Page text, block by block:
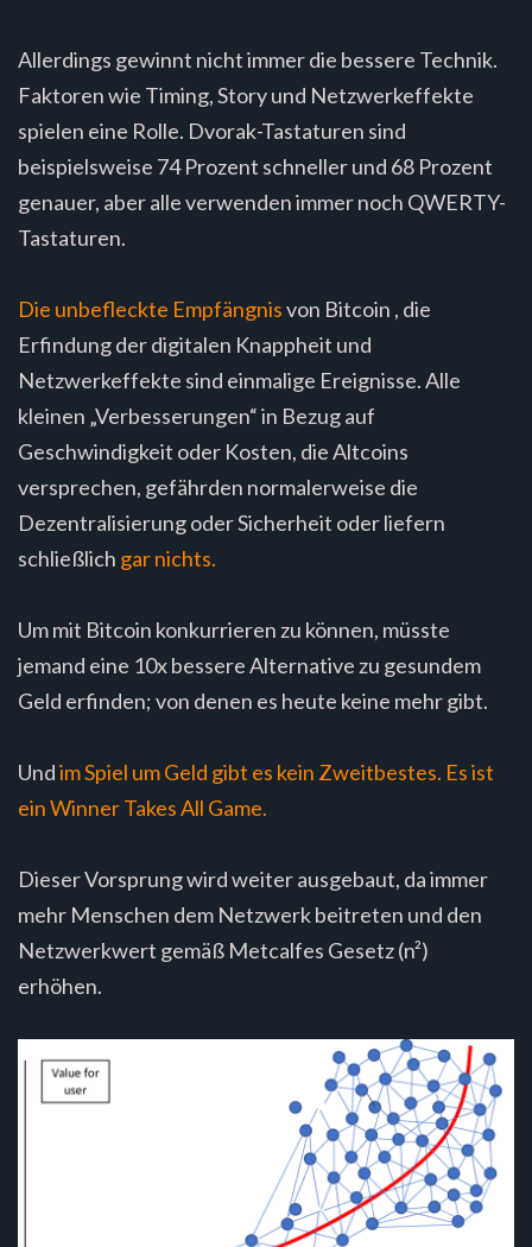
Allerdings gewinnt nicht immer die bessere Technik.
Faktoren wie Timing, Story und Netzwerkeffekte
spielen eine Rolle. Dvorak-Tastaturen sind
beispielsweise 74 Prozent schneller und 68 Prozent
genauer, aber alle verwenden immer noch QWERTY-
Tastaturen.
Die unbefleckte Empfängnisvon Bitcoin , die
Erfindung der digitalen Knappheit und
Netzwerkeffekte sind einmalige Ereignisse. Alle
kleinen „Verbesserungen“ in Bezug auf
Geschwindigkeit oder Kosten, die Altcoins
versprechen, gefährden normalerweise die
Dezentralisierung oder Sicherheit oder liefern
schließlich gar nichts.
Um mit Bitcoin konkurrieren zu können, müsste
jemand eine 10x bessere Alternative zu gesundem
Geld erfinden; von denen es heute keine mehr gibt.
Undim Spiel um Geld gibt es kein Zweitbestes. Es ist
ein Winner Takes All Game.
Dieser Vorsprung wird weiter ausgebaut, da immer
mehr Menschen dem Netzwerk beitreten und den
Netzwerkwert gemäß Metcalfes Gesetz (n²)
erhöhen.